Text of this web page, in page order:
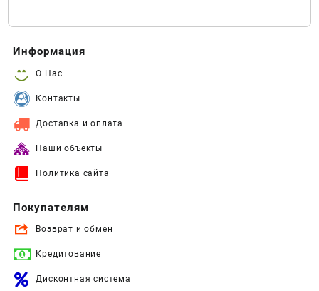
Информация
О Нас
Контакты
Доставка и оплата
Наши объекты
Политика сайта
Покупателям
Возврат и обмен
Кредитование
Дисконтная система